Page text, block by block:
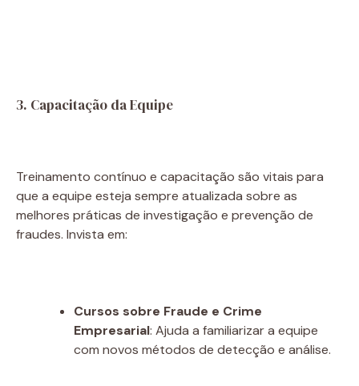
3. Capacitação da Equipe
Treinamento contínuo e capacitação são vitais para
que a equipe esteja sempre atualizada sobre as
melhores práticas de investigação e prevenção de
fraudes. Invista em:
Cursos sobre Fraude e Crime
Empresarial: Ajuda a familiarizar a equipe
com novos métodos de detecção e análise.